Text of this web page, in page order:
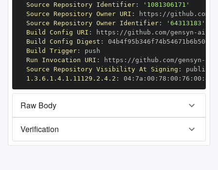
Source Repository Identifier:
'1081306171'
Source Repository Owner URI : https : //github.com/
Source Repository Owner Identifier:
'64313183'
Build Config URI : https : //github.com/gensyn -
Build Config Digest :
Build Trigger:
Run Invocation URI : https : //github.com/gensyn -
Source Repository Visibility At Signing :
1.3.6.1.4.1.11129.2.4.2 : 04: 7a : 00 : 78 : 00 : 76 : 00 : dd
Raw Body
Verification